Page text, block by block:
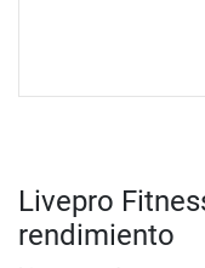
Livepro
rendimiento